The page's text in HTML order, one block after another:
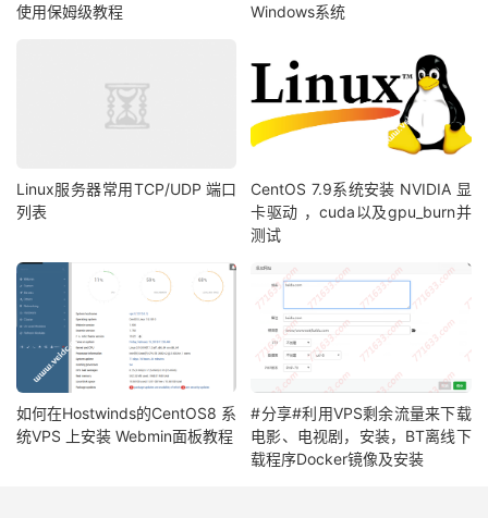
使用保姆级教程
Windows系统
Linux服务器常用TCP/UDP 端口
列表
CentOS 7.9系统安装 NVIDIA 显
卡驱动 ，cuda以及gpu_burn并
测试
如何在Hostwinds的CentOS8 系
统VPS 上安装 Webmin面板教程
#分享#利用VPS剩余流量来下载
电影、电视剧，安装，BT离线下
载程序Docker镜像及安装